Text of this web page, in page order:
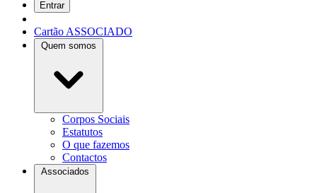
Entrar
Cartão ASSOCIADO
Quem somos
Corpos Sociais
Estatutos
O que fazemos
Contactos
Associados